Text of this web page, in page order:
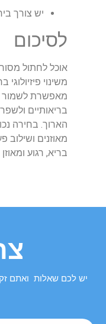
יש צורך
לסיכום
אוכל לחתול
משינוי
מאפשרת לשמור
בריאותיים
הארוך. בחירה
מאוזנים ושילוב
בריא, רגוע
יש לכם שאלות ואתם